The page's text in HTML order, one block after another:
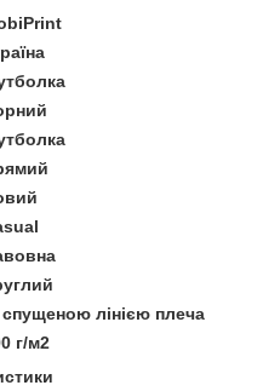
спущеною лінією плеча
г/м2